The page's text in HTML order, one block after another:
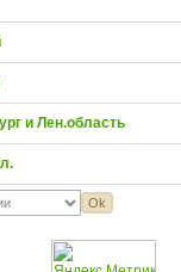
и Лен.область